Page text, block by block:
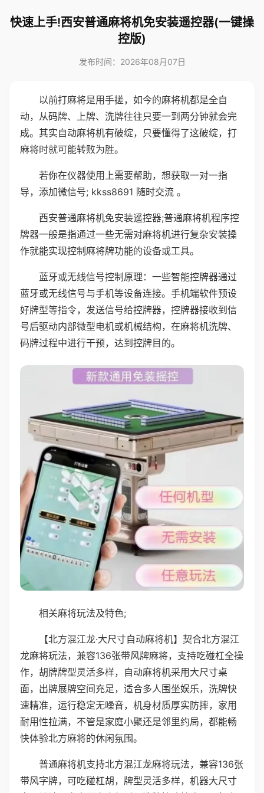
快速上手!西安普通麻将机免安装遥控器(一键操
控版)
发布时间：2026年08月07日
以前打麻将是用手搓，如今的麻将机都是全自
动，从码牌、上牌、洗牌往往只要一到两分钟就会完
成。其实自动麻将机有破绽，只要懂得了这破绽，打
麻将时就可能转败为胜。
若你在仪器使用上需要帮助，想获取一对一指
导，添加微信号; kkss8691 随时交流 。
西安普通麻将机免安装遥控器;普通麻将机程序控
牌器一般是指通过一些无需对麻将机进行复杂安装操
作就能实现控制麻将牌功能的设备或工具。
蓝牙或无线信号控制原理：一些智能控牌器通过
蓝牙或无线信号与手机等设备连接。手机端软件预设
好牌型等指令，发送信号给控牌器，控牌器接收到信
号后驱动内部微型电机或机械结构，在麻将机洗牌、
码牌过程中进行干预，达到控牌目的。
相关麻将玩法及特色;
【北方混江龙·大尺寸自动麻将机】契合北方混江
龙麻将玩法，兼容136张带风牌麻将，支持吃碰杠全操
作，胡牌牌型灵活多样，自动麻将机采用大尺寸桌
面，出牌展牌空间充足，适合多人围坐娱乐，洗牌快
速精准，运行稳定无噪音，机身材质厚实防摔，家用
耐用性拉满，不管是家庭小聚还是邻里约局，都能畅
快体验北方麻将的休闲氛围。
普通麻将机支持北方混江龙麻将玩法，兼容136张
带风字牌，可吃碰杠胡，牌型灵活多样，机器大尺寸